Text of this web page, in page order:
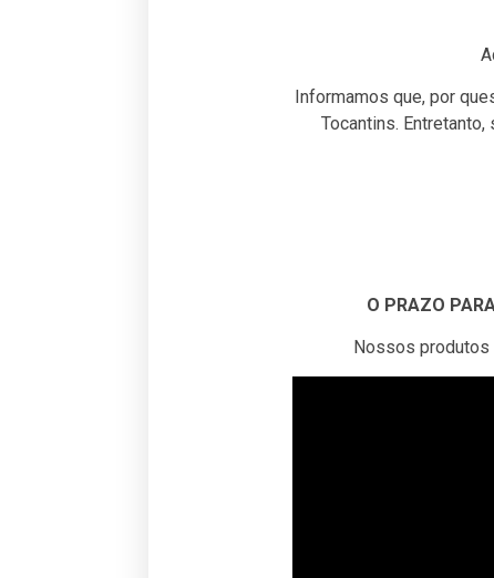
Informamos que, por
Tocantins.
O PRAZO
Nossos produtos